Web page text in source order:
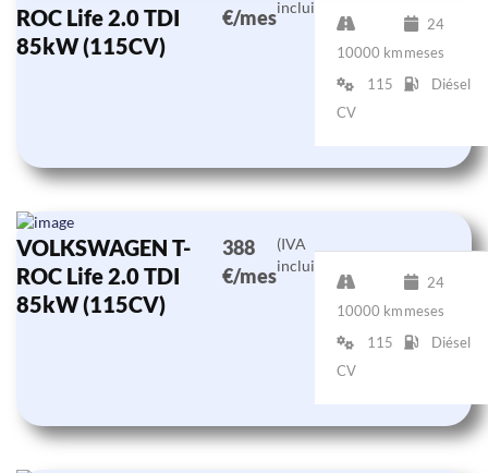
ROC Life 2.0 TDI
85kW (115CV)
€/mesincluido)
10000 km
24
meses
115
CV
Diésel
VOLKSWAGEN T-
ROC Life 2.0 TDI
85kW (115CV)
388
€/mes
(IVA
incluido)
10000 km
24
meses
115
CV
Diésel